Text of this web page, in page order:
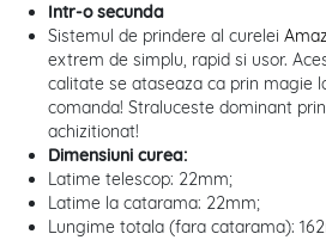
Intr-o secunda
Sistemul de prindere al curelei
extrem de simplu, rapid si usor.
calitate se ataseaza ca prin magie
comanda! Straluceste dominant
achizitionat!
Dimensiuni curea:
Latime telescop: 22mm;
Latime la catarama: 22mm;
Lungime totala (fara catarama):